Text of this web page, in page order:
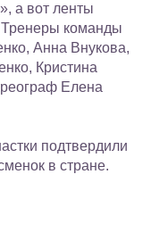
а вот ленты
Тренеры команды
Анна Внукова,
Кристина
Елена
подтвердили
в стране.